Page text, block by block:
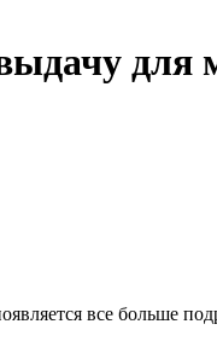
для
все больше